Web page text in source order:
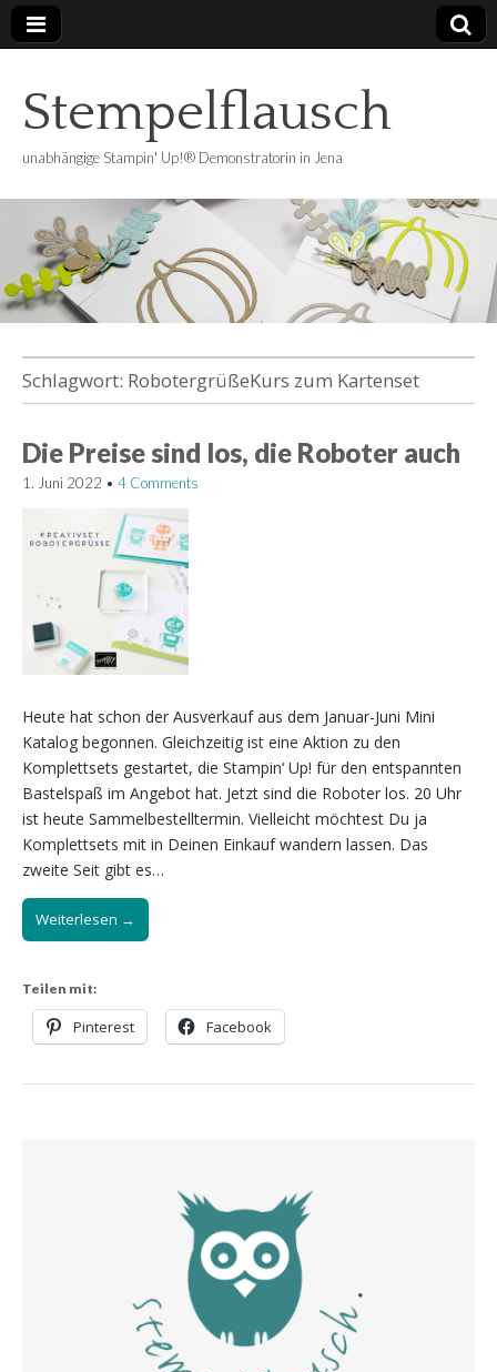
Stempelflausch
unabhängige Stampin' Up!® Demonstratorin in Jena
Schlagwort: RobotergrüßeKurs zum Kartenset
Die Preise sind los, die Roboter auch
1. Juni 2022 • 4 Comments
Heute hat schon der Ausverkauf aus dem Januar-Juni Mini
Katalog begonnen. Gleichzeitig ist eine Aktion zu den
Komplettsets gestartet, die Stampin‘ Up! für den entspannten
Bastelspaß im Angebot hat. Jetzt sind die Roboter los. 20 Uhr
ist heute Sammelbestelltermin. Vielleicht möchtest Du ja
Komplettsets mit in Deinen Einkauf wandern lassen. Das
zweite Seit gibt es…
Weiterlesen →
Teilen mit:
Pinterest Facebook